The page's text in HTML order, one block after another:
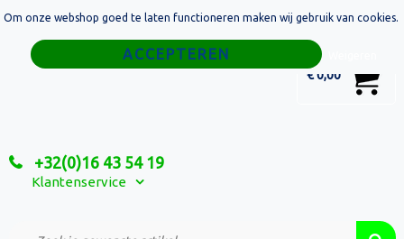
€ 0,00
+32(0)16 43 54 19
Klantenservice
Home
Relatiegeschenken
Om onze webshop goed te laten functioneren maken wij gebruik van cookies.